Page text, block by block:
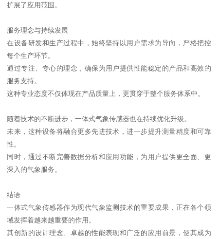
扩展了应用范围。
服务理念与持续发展
在设备研发和生产过程中，始终坚持以用户需求为导向，严格把控
每个生产环节。
通过专注、专心的理念，确保为用户提供性能稳定的产品和高效的
服务支持。
这种专业态度不仅体现在产品质量上，更贯穿于整个服务体系中。
随着技术的不断进步，一体式气象传感器也在持续优化升级。
未来，这种设备将融合更多先进技术，进一步提升测量精度和可靠
性。
同时，通过不断完善数据分析和应用功能，为用户提供更全面、更
深入的气象服务。
结语
一体式气象传感器作为现代气象监测技术的重要成果，正在各个领
域发挥着越来越重要的作用。
其创新的设计理念、卓越的性能表现和广泛的应用前景，使其成为